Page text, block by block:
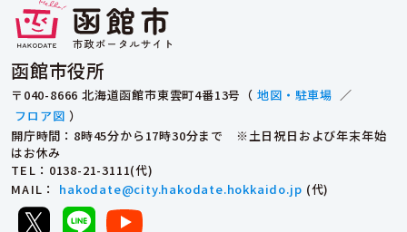
函館市役所
〒040-8666 北海道函館市東雲町4番13号（ 地図・駐車場 ／
フロア図 ）
開庁時間：8時45分から17時30分まで ※土日祝日および年末年始
はお休み
TEL ：0138-21-3111(代)
MAIL ： hakodate@city.hakodate.hokkaido.jp (代)